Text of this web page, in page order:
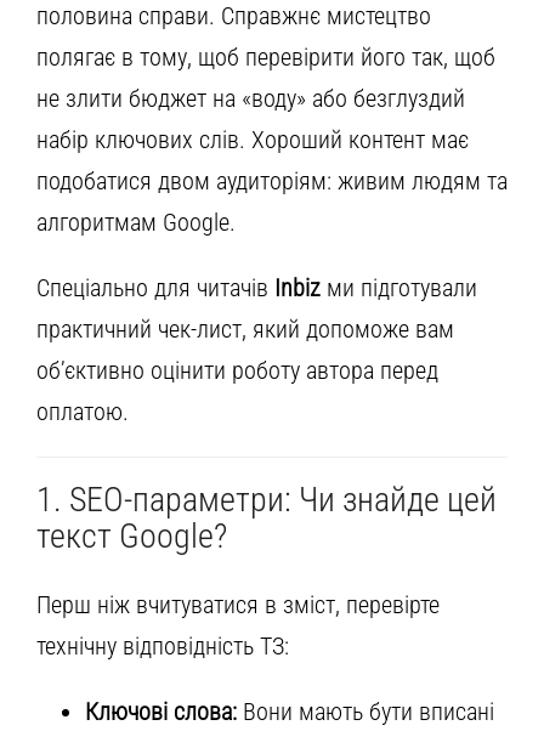
половина справи. Справжнє мистецтво
полягає в тому, щоб перевірити його так, щоб
не злити бюджет на «воду» або безглуздий
набір ключових слів. Хороший контент має
подобатися двом аудиторіям: живим людям та
алгоритмам Google.
Спеціально для читачів Inbiz ми підготували
практичний чек-лист, який допоможе вам
об’єктивно оцінити роботу автора перед
оплатою.
1. SEO-параметри: Чи знайде цей
текст Google?
Перш ніж вчитуватися в зміст, перевірте
технічну відповідність ТЗ:
Ключові слова: Вони мають бути вписані